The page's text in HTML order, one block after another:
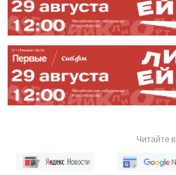
Читайте в